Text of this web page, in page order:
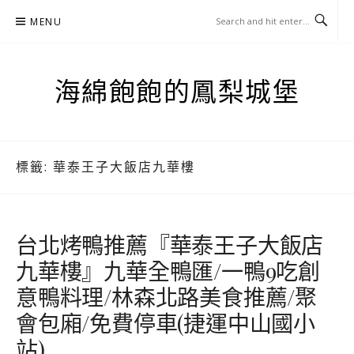
MENU
海綿飽飽的鳳梨城堡
標籤: 華泰王子大飯店九華樓
台北烤鴨推薦『華泰王子大飯店
九華樓』九華全鴨匯/一鴨9吃創
意鴨料理/林森北路美食推薦/聚
會包廂/免費停車(捷運中山國小